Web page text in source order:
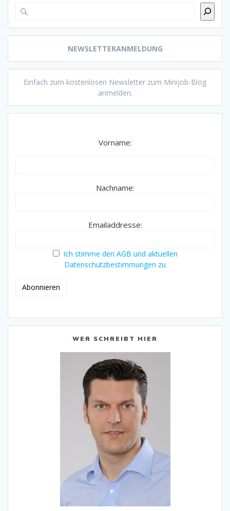
NEWSLETTERANMELDUNG
Einfach zum kostenlosen Newsletter zum Minijob-Blog
anmelden.
Vorname:
Nachname:
Emailaddresse:
Ich stimme den AGB und aktuellen
Datenschutzbestimmungen zu
WER SCHREIBT HIER